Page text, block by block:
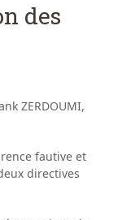
des
ZERDOUMI,
fautive et
directives